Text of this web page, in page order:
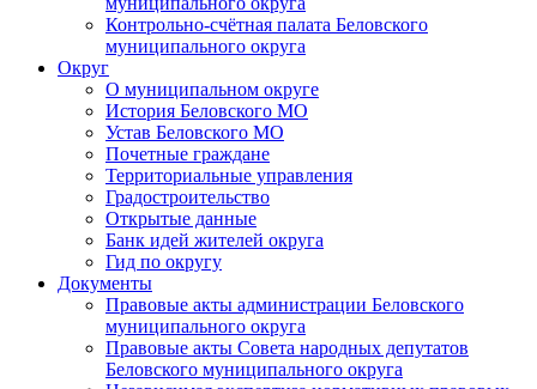
Контрольно-счётная палата Беловского
муниципального округа
Округ
О муниципальном округе
История Беловского МО
Устав Беловского МО
Почетные граждане
Территориальные управления
Градостроительство
Открытые данные
Банк идей жителей округа
Гид по округу
Документы
Правовые акты администрации Беловского
муниципального округа
Правовые акты Совета народных депутатов
Беловского муниципального округа